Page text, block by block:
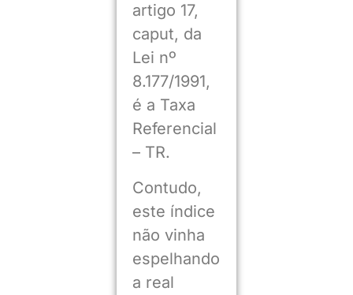
artigo 17,
caput, da
Lei nº
8.177/1991,
é a Taxa
Referencial
– TR.
Contudo,
este índice
não vinha
espelhando
a real